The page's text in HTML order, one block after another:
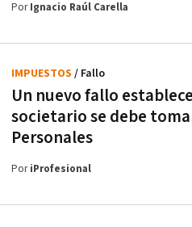
PorIgnacio Raúl Carella
Un nuevo fallo
societario se debe
Personales
IMPUESTOS / Fallo
PoriProfesional